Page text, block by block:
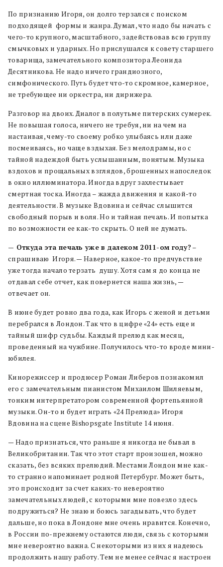
По признанию Игоря, он долго терзался с поиском
подходящей формы и жанра. Думал, что надо бы начать с
чего-то крупного, масштабного, задействовав всю группу
смычковых и ударных. Но прислушался к совету старшего
товарища, замечательного композитора Леонида
Десятникова. Не надо ничего грандиозного,
симфонического. Путь будет что-то скромное, камерное,
не требующее ни оркестра, ни дирижера.
Разговор на двоих. Диалог в полутьме питерских сумерек.
Не повышая голоса, ничего не требуя, ни на чем на
настаивая, чему-то своему робко улыбаясь или даже
посмеиваясь, но чаще вздыхая. Без мелодрамы, но с
тайной надеждой быть услышанным, понятым. Музыка
вздохов и прощальных взглядов, брошенных напоследок
в окно иллюминатора. Иногда вдруг захлестывает
смертная тоска. Иногда – жажда движения и какой-то
деятельности. В музыке Вдовина и сейчас слышится
свободный порыв и воля. Но и тайная печаль. И попытка
по возможности ее как-то скрыть. О ней не думать.
— Откуда эта печаль уже в далеком 2011-ом году? –
спрашиваю Игоря. — Наверное, какое-то предчувствие
уже тогда начало терзать душу. Хотя сам я до конца не
отдавал себе отчет, как повернется наша жизнь, —
отвечает он.
В июне будет ровно два года, как Игорь с женой и детьми
перебрался в Лондон. Так что в цифре «24» есть еще и
тайный шифр судьбы. Каждый прелюд как месяц,
проведенный на чужбине. Получилось что-то вроде мини-
юбилея.
Кинорежиссер и продюсер Роман Либеров познакомил
его с замечательным пианистом Михаилом Шиляевым,
тонким интерпретатором современной фортепьянной
музыки. Он-то и будет играть «24 Прелюда» Игоря
Вдовина на сцене Bishopsgate Institute 14 июня.
— Надо признаться, что раньше я никогда не бывал в
Великобритании. Так что этот старт произошел, можно
сказать, без всяких прелюдий. Местами Лондон мне как-
то странно напоминает родной Петербург. Может быть,
это происходит за счет каких-то невероятно
замечательных людей, с которыми мне повезло здесь
подружиться? Не знаю и боюсь загадывать, что будет
дальше, но пока в Лондоне мне очень нравится. Конечно,
в России по-прежнему остаются люди, связь с которыми
мне невероятно важна. С некоторыми из них я надеюсь
продолжить нашу работу. Тем не менее сейчас я настроен